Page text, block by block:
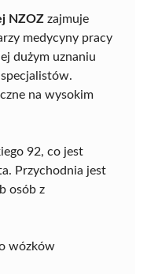
NZOZ zajmuje
medycyny pracy
dużym uznaniu
na wysokim
92, co jest
Przychodnia jest
osób z
wózków